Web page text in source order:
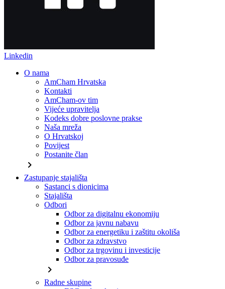
Linkedin
O nama
AmCham Hrvatska
Kontakti
AmCham-ov tim
Vijeće upravitelja
Kodeks dobre poslovne prakse
Naša mreža
O Hrvatskoj
Povijest
Postanite član
chevron_right
Zastupanje stajališta
Sastanci s dionicima
Stajališta
Odbori
Odbor za digitalnu ekonomiju
Odbor za javnu nabavu
Odbor za energetiku i zaštitu okoliša
Odbor za zdravstvo
Odbor za trgovinu i investicije
Odbor za pravosuđe
chevron_right
Radne skupine